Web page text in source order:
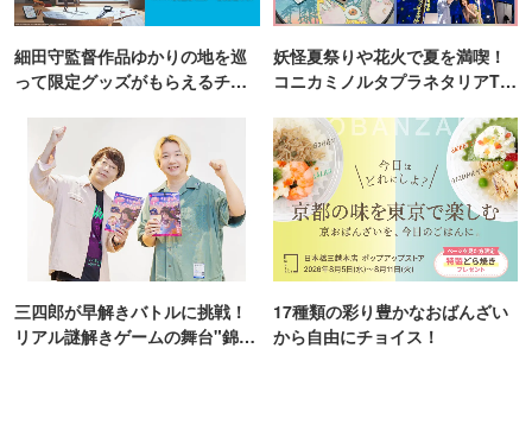
細田守監督作品ゆかりの地を巡
って限定グッズがもらえるチャ
妖怪夏祭りや花火で夏を満喫！
コニカミノルタプラネタリアTO
三四郎が早解きバトルに挑戦！
リアル謎解きゲームの舞台"錦糸
17種類の彩り豊かなおばんざい
から自由にチョイス！